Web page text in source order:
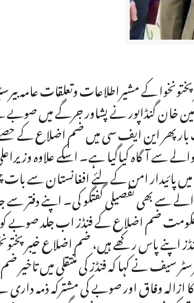
کے مشیراطلاعات وتعلقات عامہ
خان گنڈاپور نے پشاور جرگے میں
پھر این ایف سی میں ضم اضلاع کے حصے
سے آگاہ کیاگیا ہے۔ اسکے علاوہ
پائیدار امن کے لئے افغانستان سے
سے بھی تفصیلی گفتگو کی۔ اپنے دفتر سے
ضم اضلاع کے فنڈز اب جلد صوبے
اپنے پاس رکھے ہیں، ضم اضلاع خیبر
سیف نے کہا کہ فنڈز کی منتقلی میں
ازالہ وفاق اور صوبے کی مشترکہ ذمہ